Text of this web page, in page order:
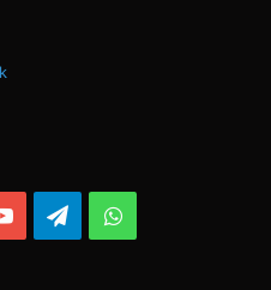
YouTubeTelegramWhatsApp